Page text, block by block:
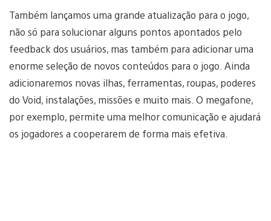
Também lançamos uma grande atualização para o jogo,
não só para solucionar alguns pontos apontados pelo
feedback dos usuários, mas também para adicionar uma
enorme seleção de novos conteúdos para o jogo. Ainda
adicionaremos novas ilhas, ferramentas, roupas, poderes
do Void, instalações, missões e muito mais. O megafone,
por exemplo, permite uma melhor comunicação e ajudará
os jogadores a cooperarem de forma mais efetiva.